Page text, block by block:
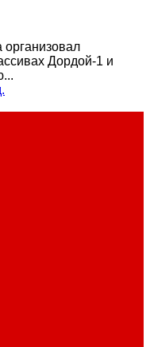
Дордой-1 и